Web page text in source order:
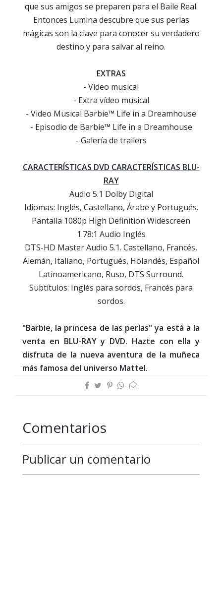
que sus amigos se preparen para el Baile Real.
Entonces Lumina descubre que sus perlas
mágicas son la clave para conocer su verdadero
destino y para salvar al reino.
EXTRAS
- Vídeo musical
- Extra vídeo musical
- Video Musical Barbie™ Life in a Dreamhouse
- Episodio de Barbie™ Life in a Dreamhouse
- Galería de trailers
CARACTERÍSTICAS DVD CARACTERÍSTICAS BLU-
RAY
Audio 5.1 Dolby Digital
Idiomas: Inglés, Castellano, Árabe y Portugués.
Pantalla 1080p High Definition Widescreen
1.78:1 Audio Inglés
DTS-HD Master Audio 5.1. Castellano, Francés,
Alemán, Italiano, Portugués, Holandés, Español
Latinoamericano, Ruso, DTS Surround.
Subtítulos: Inglés para sordos, Francés para
sordos.
"Barbie, la princesa de las perlas" ya está a la
venta en BLU-RAY y DVD. Hazte con ella y
disfruta de la nueva aventura de la muñeca
más famosa del universo Mattel.
Comentarios
Publicar un comentario